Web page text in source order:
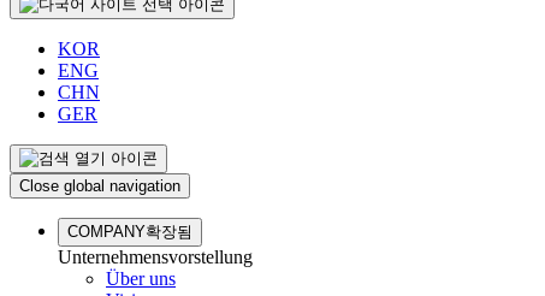
KOR
ENG
CHN
GER
Close global navigation
COMPANY확장됨
Unternehmensvorstellung
Über uns